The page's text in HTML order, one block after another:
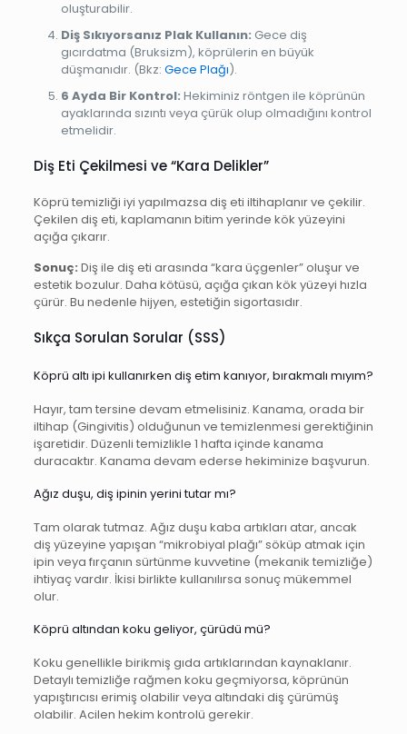
oluşturabilir.
Diş Sıkıyorsanız Plak Kullanın: Gece diş
gıcırdatma (Bruksizm), köprülerin en büyük
düşmanıdır. (Bkz: Gece Plağı).
6 Ayda Bir Kontrol: Hekiminiz röntgen ile köprünün
ayaklarında sızıntı veya çürük olup olmadığını kontrol
etmelidir.
Diş Eti Çekilmesi ve “Kara Delikler”
Köprü temizliği iyi yapılmazsa diş eti iltihaplanır ve çekilir.
Çekilen diş eti, kaplamanın bitim yerinde kök yüzeyini
açığa çıkarır.
Sonuç: Diş ile diş eti arasında “kara üçgenler” oluşur ve
estetik bozulur. Daha kötüsü, açığa çıkan kök yüzeyi hızla
çürür. Bu nedenle hijyen, estetiğin sigortasıdır.
Sıkça Sorulan Sorular (SSS)
Köprü altı ipi kullanırken diş etim kanıyor, bırakmalı mıyım?
Hayır, tam tersine devam etmelisiniz. Kanama, orada bir
iltihap (Gingivitis) olduğunun ve temizlenmesi gerektiğinin
işaretidir. Düzenli temizlikle 1 hafta içinde kanama
duracaktır. Kanama devam ederse hekiminize başvurun.
Ağız duşu, diş ipinin yerini tutar mı?
Tam olarak tutmaz. Ağız duşu kaba artıkları atar, ancak
diş yüzeyine yapışan “mikrobiyal plağı” söküp atmak için
ipin veya fırçanın sürtünme kuvvetine (mekanik temizliğe)
ihtiyaç vardır. İkisi birlikte kullanılırsa sonuç mükemmel
olur.
Köprü altından koku geliyor, çürüdü mü?
Koku genellikle birikmiş gıda artıklarından kaynaklanır.
Detaylı temizliğe rağmen koku geçmiyorsa, köprünün
yapıştırıcısı erimiş olabilir veya altındaki diş çürümüş
olabilir. Acilen hekim kontrolü gerekir.